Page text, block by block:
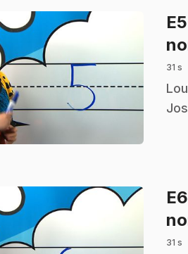
E5
31 s
.
E6
31 s